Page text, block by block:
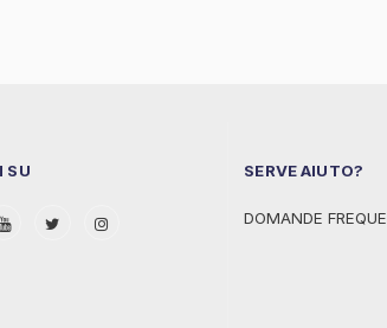
SU SERVE AIUTO?
DOMANDE